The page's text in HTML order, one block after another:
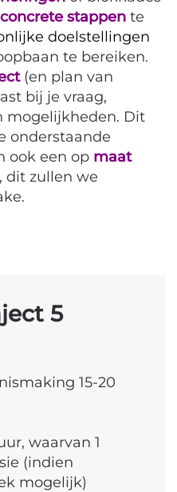
concrete stappen te
doelstellingen
te bereiken.
(en plan van
bij je vraag,
mogelijkheden. Dit
onderstaande
ook een op maat
dit zullen we
5
15-20
waarvan 1
(indien
mogelijk)